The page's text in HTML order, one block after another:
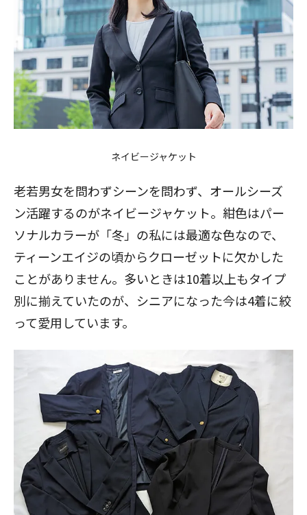
ネイビージャケット
老若男女を問わずシーンを問わず、オールシーズ
ン活躍するのがネイビージャケット。紺色はパー
ソナルカラーが「冬」の私には最適な色なので、
ティーンエイジの頃からクローゼットに欠かした
ことがありません。多いときは10着以上もタイプ
別に揃えていたのが、シニアになった今は4着に絞
って愛用しています。